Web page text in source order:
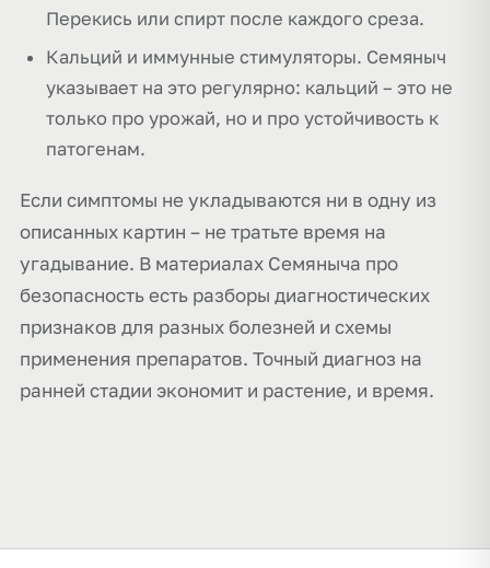
Перекись или спирт после каждого среза.
Кальций и иммунные стимуляторы. Семяныч
указывает на это регулярно: кальций – это не
только про урожай, но и про устойчивость к
патогенам.
Если симптомы не укладываются ни в одну из
описанных картин – не тратьте время на
угадывание. В материалах Семяныча про
безопасность есть разборы диагностических
признаков для разных болезней и схемы
применения препаратов. Точный диагноз на
ранней стадии экономит и растение, и время.